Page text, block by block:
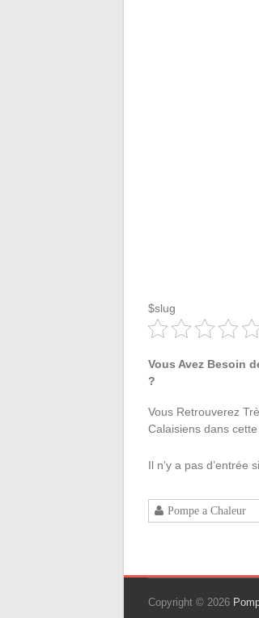
$slug
Vous Avez Besoin
?
Vous Retrouverez
Calaisiens dans
Il n’y a pas d’entrée
Pompe a Chaleur
Copyright © 2026